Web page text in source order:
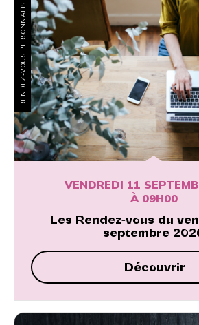
RENDEZ-VOUS PERSONNALISÉ
VENDREDI 11
À 09H00
Les Rendez-vous du
septembre
Découvrir